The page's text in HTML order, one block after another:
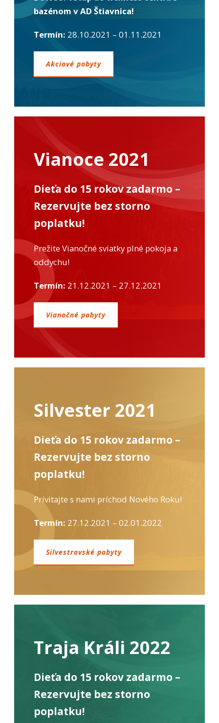
bazénom v AD Štiavnica!
Termín: 28.10.2021 – 01.11.2021
Akciové pobyty
Vianoce 2021
Dieťa do 15 rokov zadarmo –
Rezervujte bez storno
poplatku!
Prežite Vianočné sviatky plné pokoja a
oddychu!
Termín: 21.12.2021 – 27.12.2021
Vianočné pobyty
Silvester 2021
Dieťa do 15 rokov zadarmo –
Rezervujte bez storno
poplatku!
Prívitajte s nami príchod Nového Roku!
Termín: 27.12.2021 – 02.01.2022
Silvestrovské pobyty
Traja Králi 2022
Dieťa do 15 rokov zadarmo –
Rezervujte bez storno
poplatku!
reklamných
nastavené aj